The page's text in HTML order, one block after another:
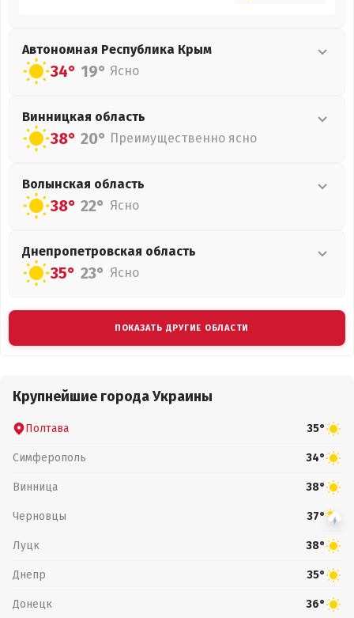
Автономная Республика Крым
34° 19° Ясно
Винницкая область
38° 20° Преимущественно ясно
Волынская область
38° 22° Ясно
Днепропетровская область
35° 23° Ясно
ПОКАЗАТЬ ДРУГИЕ ОБЛАСТИ
Крупнейшие города Украины
Полтава 35°
Симферополь 34°
Винница 38°
Черновцы 37°
Луцк 38°
Днепр 35°
Донецк 36°